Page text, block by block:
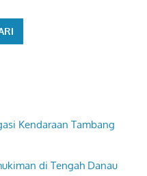
Kendaraan Tambang
di Tengah Danau